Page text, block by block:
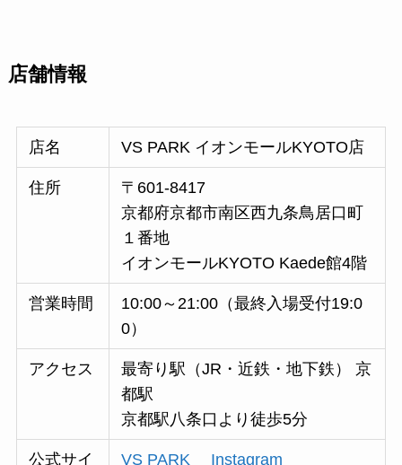
店舗情報
店名 VS PARK イオンモールKYOTO店
住所
〒601-8417
京都府京都市南区西九条鳥居口町
１番地
イオンモールKYOTO Kaede館4階
営業時間
10:00～21:00（最終入場受付19:0
0）
アクセス
最寄り駅（JR・近鉄・地下鉄） 京
都駅
京都駅八条口より徒歩5分
公式サイ VS PARK Instagram